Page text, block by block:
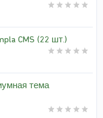
CMS (22 шт.)
тема